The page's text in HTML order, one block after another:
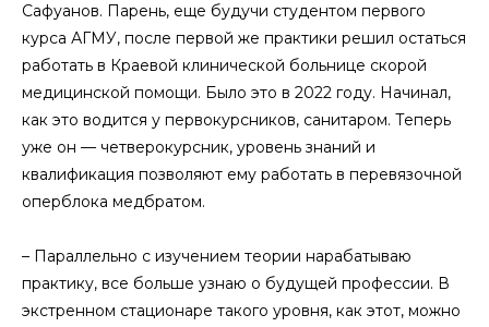
Сафуанов. Парень, еще будучи студентом первого
курса АГМУ, после первой же практики решил остаться
работать в Краевой клинической больнице скорой
медицинской помощи. Было это в 2022 году. Начинал,
как это водится у первокурсников, санитаром. Теперь
уже он — четверокурсник, уровень знаний и
квалификация позволяют ему работать в перевязочной
оперблока медбратом.
– Параллельно с изучением теории нарабатываю
практику, все больше узнаю о будущей профессии. В
экстренном стационаре такого уровня, как этот, можно